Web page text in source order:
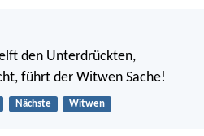
den Unterdrückten,
führt der Witwen Sache!
Nächste Witwen